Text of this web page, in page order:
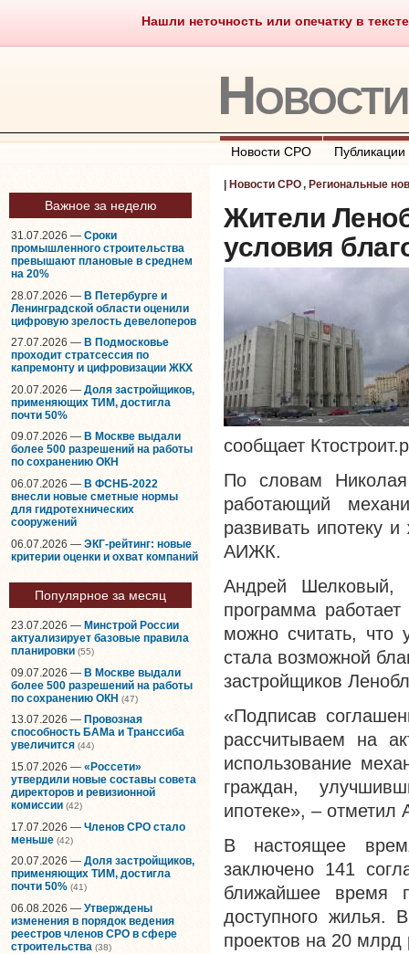
Нашли неточность или опечатку в
Саморегулирование Что
Новости СРО Публикации
Важное за неделю
31.07.2026 — Сроки
промышленного строительства
превышают плановые в среднем
на 20%
28.07.2026 — В Петербурге и
Ленинградской области оценили
цифровую зрелость девелоперов
27.07.2026 — В Подмосковье
проходит стратсессия по
капремонту и цифровизации ЖКХ
20.07.2026 — Доля застройщиков,
применяющих ТИМ, достигла
почти 50%
09.07.2026 — В Москве выдали
более 500 разрешений на работы
по сохранению ОКН
06.07.2026 — В ФСНБ-2022
внесли новые сметные нормы
для гидротехнических
сооружений
06.07.2026 — ЭКГ-рейтинг: новые
критерии оценки и охват компаний
Популярное за месяц
23.07.2026 — Минстрой России
актуализирует базовые правила
планировки (55)
09.07.2026 — В Москве выдали
более 500 разрешений на работы
по сохранению ОКН (47)
13.07.2026 — Провозная
способность БАМа и Транссиба
увеличится (44)
15.07.2026 — «Россети»
утвердили новые составы совета
директоров и ревизионной
комиссии (42)
17.07.2026 — Членов СРО стало
меньше (42)
20.07.2026 — Доля застройщиков,
применяющих ТИМ, достигла
почти 50% (41)
06.08.2026 — Утверждены
изменения в порядок ведения
реестров членов СРО в сфере
строительства (38)
Новости СРО, Региональные
Жители
условия
сообщает
По словам
работающий
развивать ипотеку
АИЖК.
Андрей Шелковый,
программа
можно считать, что
стала возможной
застройщиков
«Подписав
рассчитываем на
использование
граждан,
ипотеке», –
В настоящее
заключено 141
ближайшее время
доступного жилья.
проектов на 20 млрд